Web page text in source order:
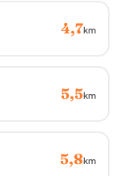
4,7km
5,5km
5,8km